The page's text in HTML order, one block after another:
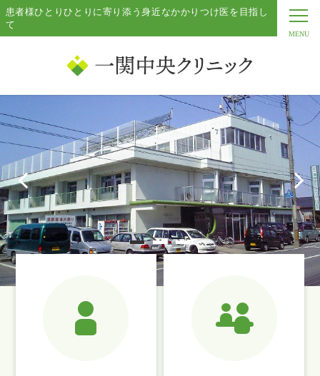
患者様ひとりひとりに寄り添う身近なかかりつけ医を目指し
て